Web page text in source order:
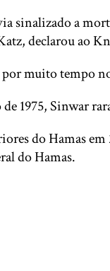
sinalizado a
declarou ao
muito tempo
1975, Sinwar
do Hamas em
do Hamas.